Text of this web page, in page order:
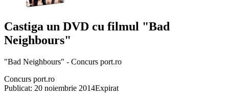
Castiga un DVD cu filmul "Bad
Neighbours"
"Bad Neighbours" - Concurs port.ro
Concurs port.ro
Publicat: 20 noiembrie 2014Expirat